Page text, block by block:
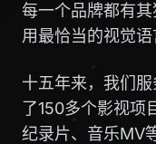
每一个品牌都有
用最恰当的视觉语
十五年来，我们
了150多个影视项
纪录片、音乐MV